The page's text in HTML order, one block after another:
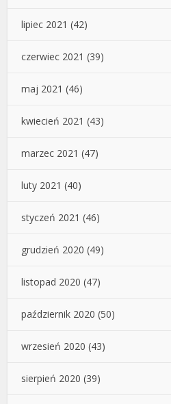
lipiec 2021 (42)
czerwiec 2021 (39)
maj 2021 (46)
kwiecień 2021 (43)
marzec 2021 (47)
luty 2021 (40)
styczeń 2021 (46)
grudzień 2020 (49)
listopad 2020 (47)
październik 2020 (50)
wrzesień 2020 (43)
sierpień 2020 (39)